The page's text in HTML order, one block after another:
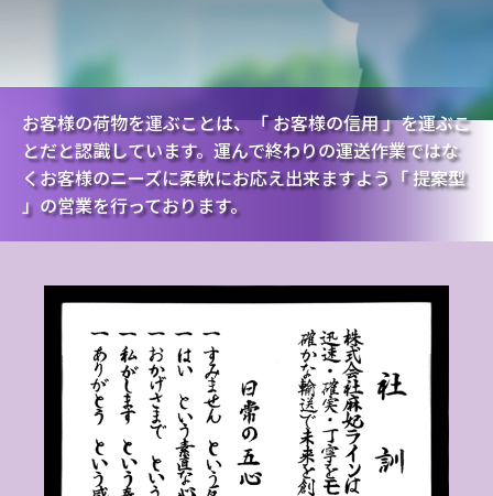
お客様の荷物を運ぶことは、「 お客様の信用 」を運ぶこ
とだと認識しています。 運んで終わりの運送作業ではな
くお客様のニーズに柔軟にお応え出来ますよう「 提案型
」の営業を行っております。